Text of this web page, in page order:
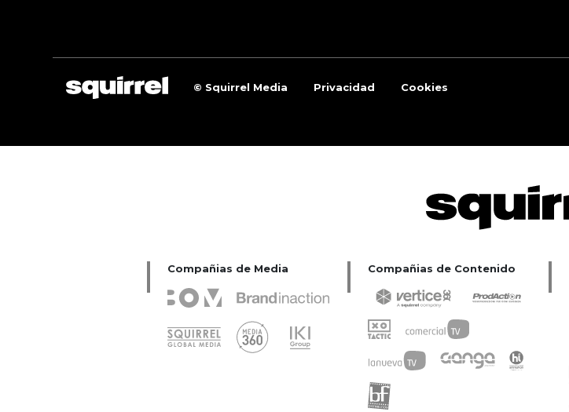
© Squirrel Media Privacidad Cookies
Compañias de Media Compañias de Contenido